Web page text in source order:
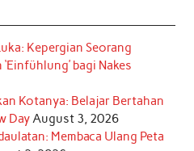
Kepergian Seorang
bagi Nakes
Kotanya: Belajar Bertahan
DayAugust 3, 2026
Membaca Ulang Peta